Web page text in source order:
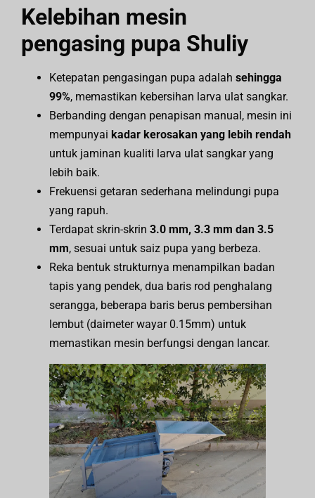
Kelebihan mesin
pengasing pupa Shuliy
Ketepatan pengasingan pupa adalah sehingga
99%, memastikan kebersihan larva ulat sangkar.
Berbanding dengan penapisan manual, mesin ini
mempunyai kadar kerosakan yang lebih rendah
untuk jaminan kualiti larva ulat sangkar yang
lebih baik.
Frekuensi getaran sederhana melindungi pupa
yang rapuh.
Terdapat skrin-skrin 3.0 mm, 3.3 mm dan 3.5
mm, sesuai untuk saiz pupa yang berbeza.
Reka bentuk strukturnya menampilkan badan
tapis yang pendek, dua baris rod penghalang
serangga, beberapa baris berus pembersihan
lembut (daimeter wayar 0.15mm) untuk
memastikan mesin berfungsi dengan lancar.